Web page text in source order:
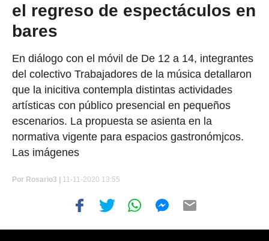
el regreso de espectáculos en
bares
En diálogo con el móvil de De 12 a 14, integrantes
del colectivo Trabajadores de la música detallaron
que la inicitiva contempla distintas actividades
artísticas con público presencial en pequeños
escenarios. La propuesta se asienta en la
normativa vigente para espacios gastronómjcos.
Las imágenes
Por Rosario3 | 11-11-2020 13:55